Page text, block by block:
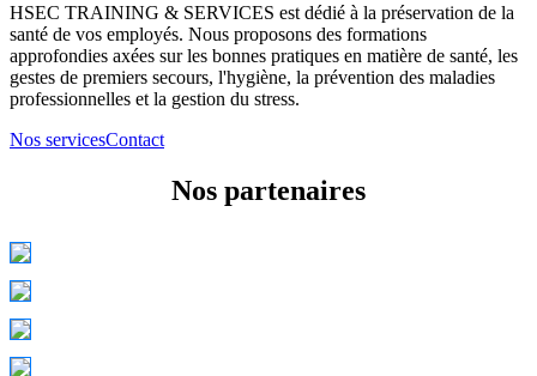
HSEC TRAINING & SERVICES est dédié à la préservation de la
santé de vos employés. Nous proposons des formations
approfondies axées sur les bonnes pratiques en matière de santé, les
gestes de premiers secours, l'hygiène, la prévention des maladies
professionnelles et la gestion du stress.
Nos servicesContact
Nos partenaires